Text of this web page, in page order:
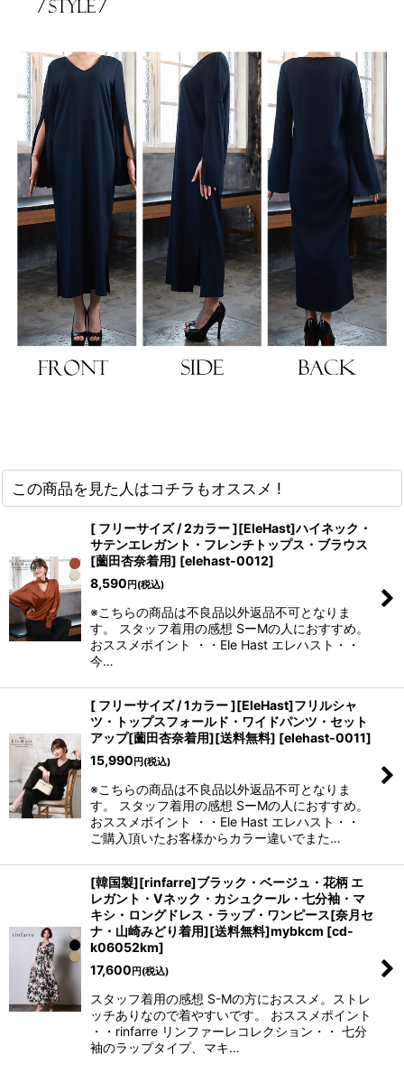
この商品を見た人はコチラもオススメ !
[ フリーサイズ / 2カラー ][EleHast]ハイネック・
サテンエレガント・フレンチトップス・ブラウス
[薗田杏奈着用] [elehast-0012]
8,590 円 (税込)
※こちらの商品は不良品以外返品不可となりま
す。 スタッフ着用の感想 SーMの人におすすめ。
おススメポイント ・・Ele Hast エレハスト・・
今…
[ フリーサイズ / 1カラー ][EleHast]フリルシャ
ツ・トップスフォールド・ワイドパンツ・セット
アップ[薗田杏奈着用][送料無料] [elehast-0011]
15,990 円 (税込)
※こちらの商品は不良品以外返品不可となりま
す。 スタッフ着用の感想 SーMの人におすすめ。
おススメポイント ・・Ele Hast エレハスト・・
ご購入頂いたお客様からカラー違いでまた…
[韓国製][rinfarre]ブラック・ベージュ・花柄 エ
レガント・Vネック・カシュクール・七分袖・マ
キシ・ロングドレス・ラップ・ワンピース[奈月セ
ナ・山崎みどり着用][送料無料]mybkcm [cd-
k06052km]
17,600 円 (税込)
スタッフ着用の感想 S-Mの方におススメ。ストレ
ッチありなので着やすいです。 おススメポイント
・・rinfarre リンファーレコレクション・・ 七分
袖のラップタイプ、マキ…
てる一着。
、自分らしく、美しく。-